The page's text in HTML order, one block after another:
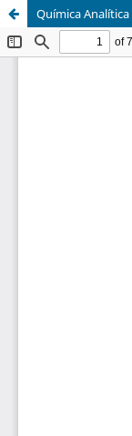
Química Analítica